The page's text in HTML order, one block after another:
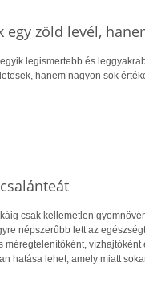
egy zöld levél,
legismertebb és
hanem nagyon sok
csak kellemetlen
népszerűbb lett az
méregtelenítőként,
hatása lehet, amely miatt